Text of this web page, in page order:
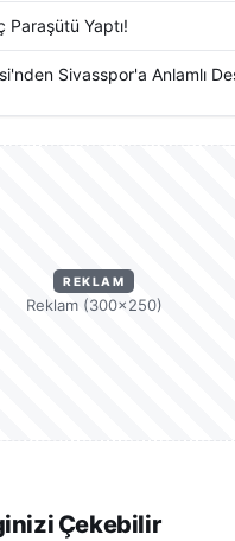
Paraşütü Yaptı!
Sivasspor'a Anlamlı
REKLAM
Reklam (300×250)
Çekebilir